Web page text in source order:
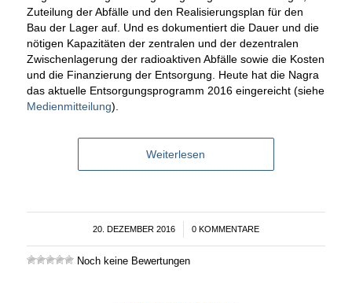
Zuteilung der Abfälle und den Realisierungsplan für den
Bau der Lager auf. Und es dokumentiert die Dauer und die
nötigen Kapazitäten der zentralen und der dezentralen
Zwischenlagerung der radioaktiven Abfälle sowie die Kosten
und die Finanzierung der Entsorgung. Heute hat die Nagra
das aktuelle Entsorgungsprogramm 2016 eingereicht (siehe
Medienmitteilung).
Weiterlesen
20. DEZEMBER 2016
/ 0 KOMMENTARE
Noch keine Bewertungen